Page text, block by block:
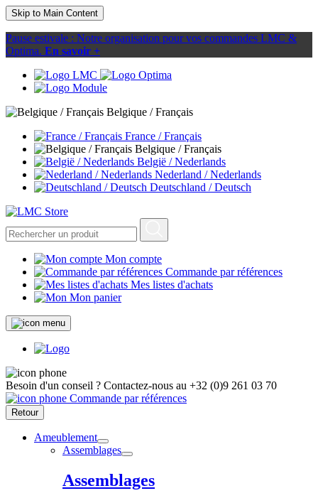
Skip to Main Content
Pause estivale : Notre organisation pour vos commandes LMC &
Optima. En savoir +
Belgique / Français
France / Français
Belgique / Français
België / Nederlands
Nederland / Nederlands
Deutschland / Deutsch
Mon compte
Commande par références
Mes listes d'achats
Mon panier
Besoin d'un conseil ? Contactez-nous au +32 (0)9 261 03 70
Commande par références
Retour
Ameublement
Assemblages
Assemblages